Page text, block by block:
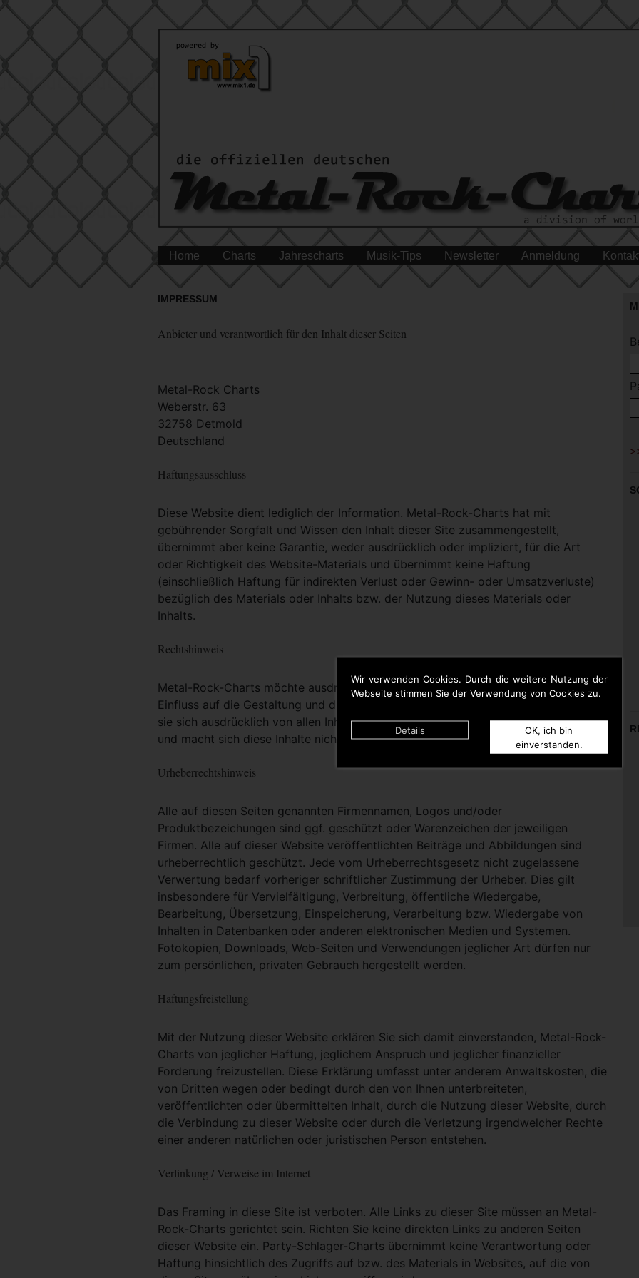
Wir verwenden Cookies. Durch die weitere Nutzung der
Webseite stimmen Sie der Verwendung von Cookies zu.
Details
OK, ich bin
einverstanden.
Home Charts Jahrescharts Musik-Tips Newsletter Anmeldung
IMPRESSUM
Anbieter und verantwortlich für den Inhalt dieser Seiten
Metal-Rock Charts
Weberstr. 63
32758 Detmold
Deutschland
Haftungsausschluss
Diese Website dient lediglich der Information. Metal-Rock-Charts hat mit
gebührender Sorgfalt und Wissen den Inhalt dieser Site zusammengestellt,
übernimmt aber keine Garantie, weder ausdrücklich oder impliziert, für die Art
oder Richtigkeit des Website-Materials und übernimmt keine Haftung
(einschließlich Haftung für indirekten Verlust oder Gewinn- oder Umsatzverluste)
bezüglich des Materials oder Inhalts bzw. der Nutzung dieses Materials oder
Inhalts.
Rechtshinweis
Metal-Rock-Charts möchte ausdrücklich darauf hinweisen, dass sie keinerlei
Einfluss auf die Gestaltung und die Inhalte gelinkter Seiten hat. Deshalb distanziert
sie sich ausdrücklich von allen Inhalten aller gelinkten Seiten auf dieser Homepage
und macht sich diese Inhalte nicht zu Eigen.
Urheberrechtshinweis
Alle auf diesen Seiten genannten Firmennamen, Logos und/oder
Produktbezeichungen sind ggf. geschützt oder Warenzeichen der jeweiligen
Firmen. Alle auf dieser Website veröffentlichten Beiträge und Abbildungen sind
urheberrechtlich geschützt. Jede vom Urheberrechtsgesetz nicht zugelassene
Verwertung bedarf vorheriger schriftlicher Zustimmung der Urheber. Dies gilt
insbesondere für Vervielfältigung, Verbreitung, öffentliche Wiedergabe,
Bearbeitung, Übersetzung, Einspeicherung, Verarbeitung bzw. Wiedergabe von
Inhalten in Datenbanken oder anderen elektronischen Medien und Systemen.
Fotokopien, Downloads, Web-Seiten und Verwendungen jeglicher Art dürfen nur
zum persönlichen, privaten Gebrauch hergestellt werden.
Haftungsfreistellung
Mit der Nutzung dieser Website erklären Sie sich damit einverstanden, Metal-Rock-
Charts von jeglicher Haftung, jeglichem Anspruch und jeglicher finanzieller
Forderung freizustellen. Diese Erklärung umfasst unter anderem Anwaltskosten, die
von Dritten wegen oder bedingt durch den von Ihnen unterbreiteten,
veröffentlichten oder übermittelten Inhalt, durch die Nutzung dieser Website, durch
die Verbindung zu dieser Website oder durch die Verletzung irgendwelcher Rechte
einer anderen natürlichen oder juristischen Person entstehen.
Verlinkung / Verweise im Internet
Das Framing in diese Site ist verboten. Alle Links zu dieser Site müssen an Metal-
Rock-Charts gerichtet sein. Richten Sie keine direkten Links zu anderen Seiten
dieser Website ein. Party-Schlager-Charts übernimmt keine Verantwortung oder
Haftung hinsichtlich des Zugriffs auf bzw. des Materials in Websites, auf die von